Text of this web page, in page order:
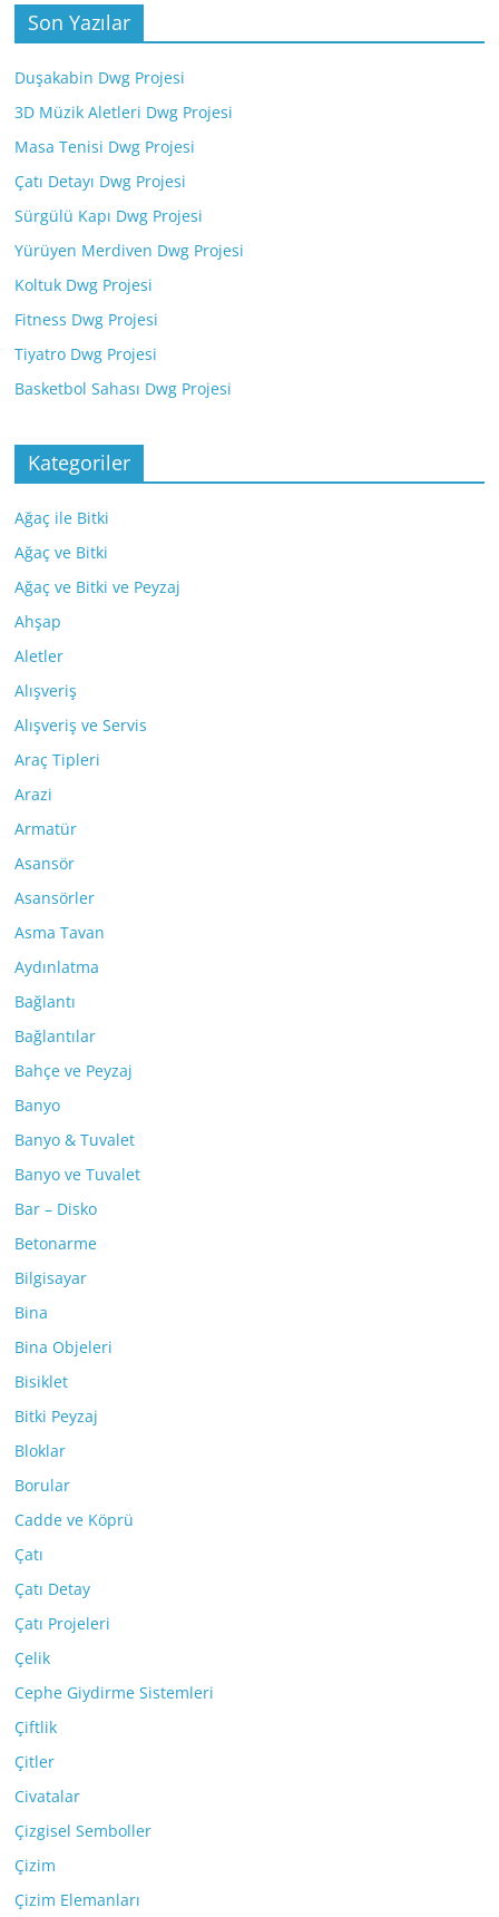
Son Yazılar
Duşakabin Dwg Projesi
3D Müzik Aletleri Dwg Projesi
Masa Tenisi Dwg Projesi
Çatı Detayı Dwg Projesi
Sürgülü Kapı Dwg Projesi
Yürüyen Merdiven Dwg Projesi
Koltuk Dwg Projesi
Fitness Dwg Projesi
Tiyatro Dwg Projesi
Basketbol Sahası Dwg Projesi
Kategoriler
Ağaç ile Bitki
Ağaç ve Bitki
Ağaç ve Bitki ve Peyzaj
Ahşap
Aletler
Alışveriş
Alışveriş ve Servis
Araç Tipleri
Arazi
Armatür
Asansör
Asansörler
Asma Tavan
Aydınlatma
Bağlantı
Bağlantılar
Bahçe ve Peyzaj
Banyo
Banyo & Tuvalet
Banyo ve Tuvalet
Bar – Disko
Betonarme
Bilgisayar
Bina
Bina Objeleri
Bisiklet
Bitki Peyzaj
Bloklar
Borular
Cadde ve Köprü
Çatı
Çatı Detay
Çatı Projeleri
Çelik
Cephe Giydirme Sistemleri
Çiftlik
Çitler
Civatalar
Çizgisel Semboller
Çizim
Çizim Elemanları